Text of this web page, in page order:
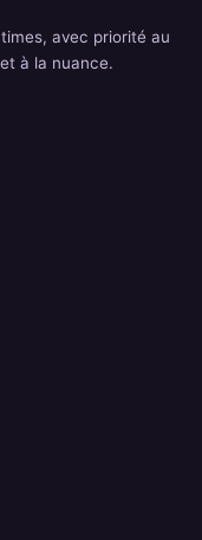
avec priorité au
à la nuance.